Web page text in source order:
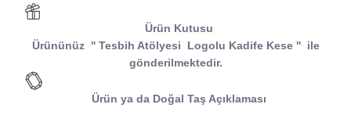
Ürün Kutusu
Ürününüz '' Tesbih Atölyesi Logolu Kadife Kese '' ile
gönderilmektedir.
Ürün ya da Doğal Taş Açıklaması